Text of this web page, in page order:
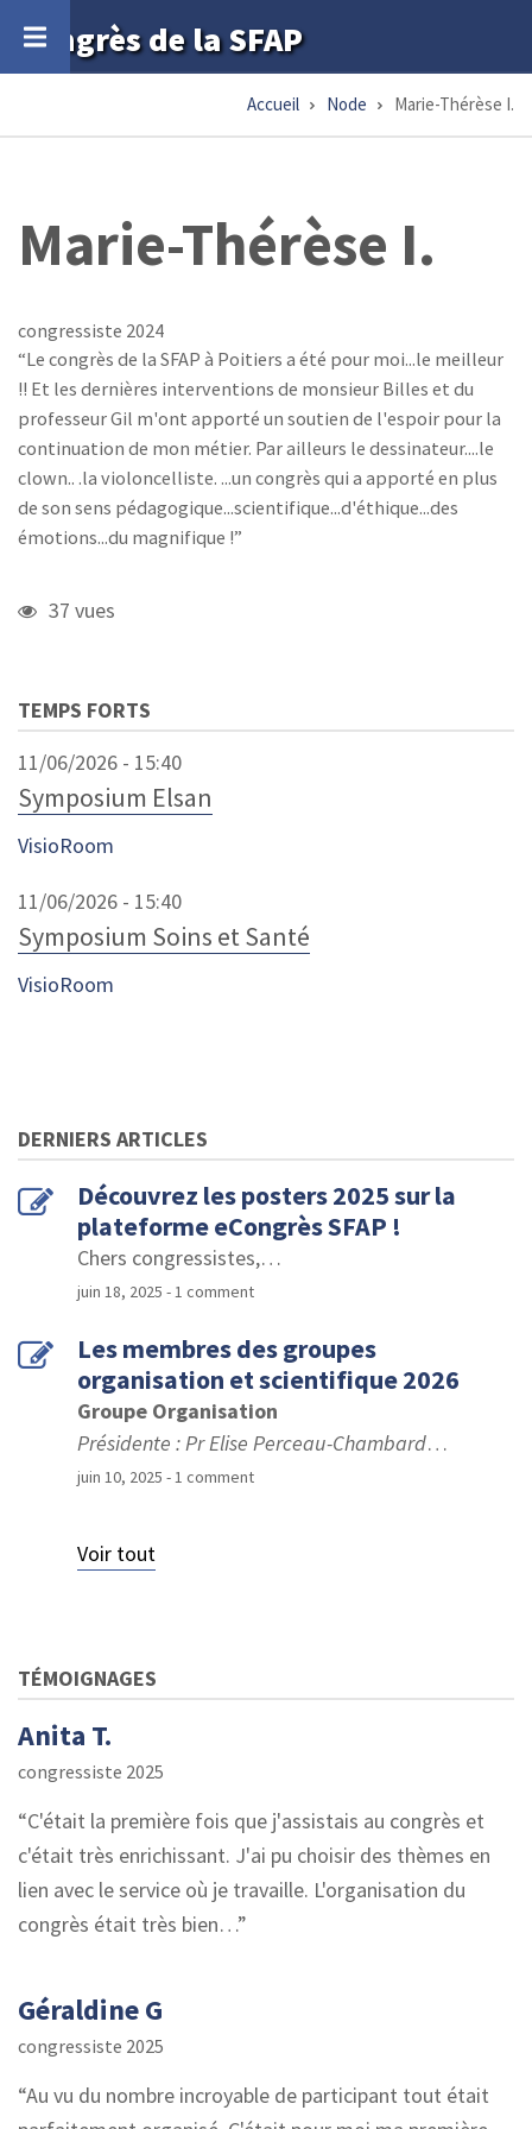
contenu
Congrès de la SFAP
Accueil Node Marie-Thérèse I.
Marie-Thérèse I.
congressiste 2024
Le congrès de la SFAP à Poitiers a été pour moi...le meilleur
!! Et les dernières interventions de monsieur Billes et du
professeur Gil m'ont apporté un soutien de l'espoir pour la
continuation de mon métier. Par ailleurs le dessinateur....le
clown.. .la violoncelliste. ...un congrès qui a apporté en plus
de son sens pédagogique...scientifique...d'éthique...des
émotions...du magnifique !
37 vues
TEMPS FORTS
11/06/2026 - 15:40
Symposium Elsan
VisioRoom
11/06/2026 - 15:40
Symposium Soins et Santé
VisioRoom
DERNIERS ARTICLES
Découvrez les posters 2025 sur la
plateforme eCongrès SFAP !
Chers congressistes,…
juin 18, 2025 - 1 comment
Les membres des groupes
organisation et scientifique 2026
Groupe Organisation
Présidente : Pr Elise Perceau-Chambard…
juin 10, 2025 - 1 comment
Voir tout
TÉMOIGNAGES
Anita T.
congressiste 2025
C'était la première fois que j'assistais au congrès et
c'était très enrichissant. J'ai pu choisir des thèmes en
lien avec le service où je travaille. L'organisation du
congrès était très bien…
Géraldine G
congressiste 2025
Au vu du nombre incroyable de participant tout était